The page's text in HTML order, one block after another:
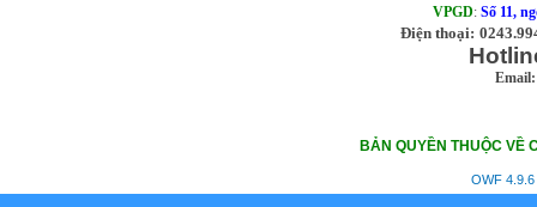
VPGD: Số 11,
Điện thoại:
Email:
BẢN QUYỀN THUỘC VỀ
OWF 4.9.6